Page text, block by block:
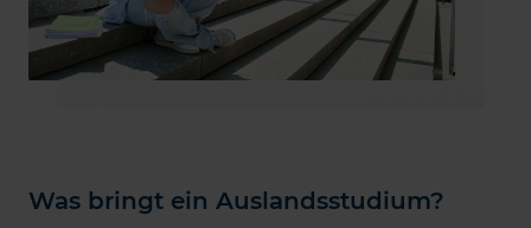
Was bringt ein Auslandsstudium?